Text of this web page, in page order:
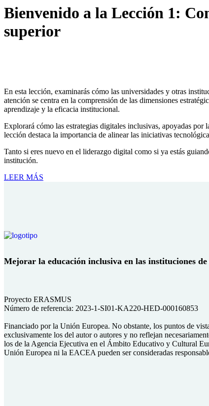
Bienvenido a la Lección 1:
superior
En esta lección, examinarás cómo las universidades y otras
atención se centra en la comprensión de las dimensiones
aprendizaje y la eficacia institucional.
Explorará cómo las estrategias digitales inclusivas, apoyadas
lección destaca la importancia de alinear las iniciativas
Tanto si eres nuevo en el liderazgo digital como si ya estás
institución.
LEER MÁS
Mejorar la educación inclusiva en las instituciones
Proyecto ERASMUS
Número de referencia: 2023-1-SI01-KA220-HED-000160853
Financiado por la Unión Europea. No obstante, los puntos de
exclusivamente los del autor o autores y no reflejan
los de la Agencia Ejecutiva en el Ámbito Educativo y Cultural
Unión Europea ni la EACEA pueden ser consideradas